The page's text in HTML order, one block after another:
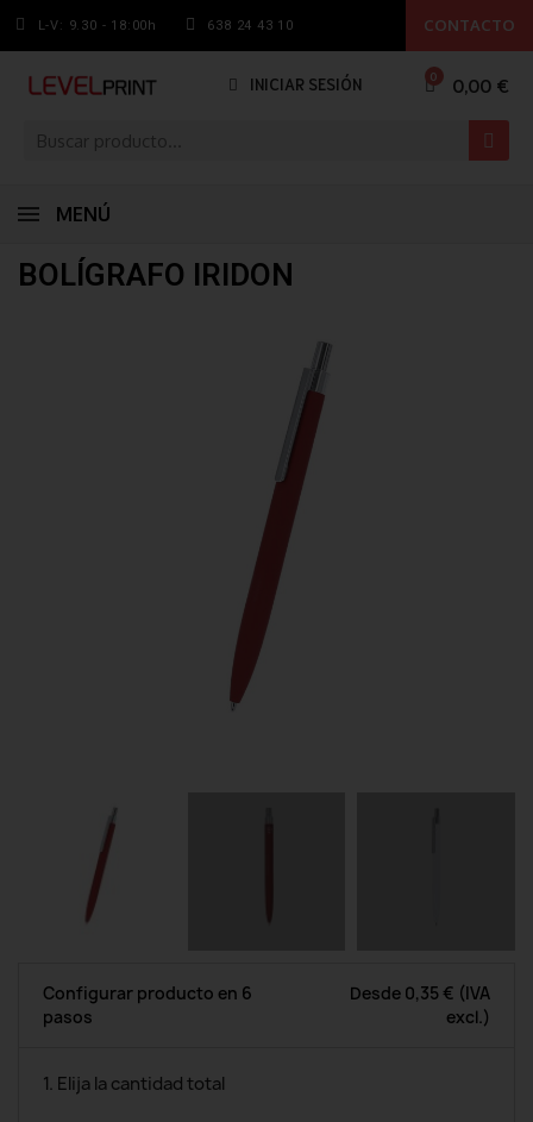
L-V: 9.30 - 18:00h 638 24 43 10 CONTACTO
INICIAR SESIÓN 0,00 €
MENÚ
BOLÍGRAFO IRIDON
Configurar producto en 6
pasos
Desde 0,35 € (IVA
excl.)
1. Elija la cantidad total